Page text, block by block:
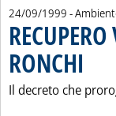
24/09/1999 -
RONCHI
Il decreto che